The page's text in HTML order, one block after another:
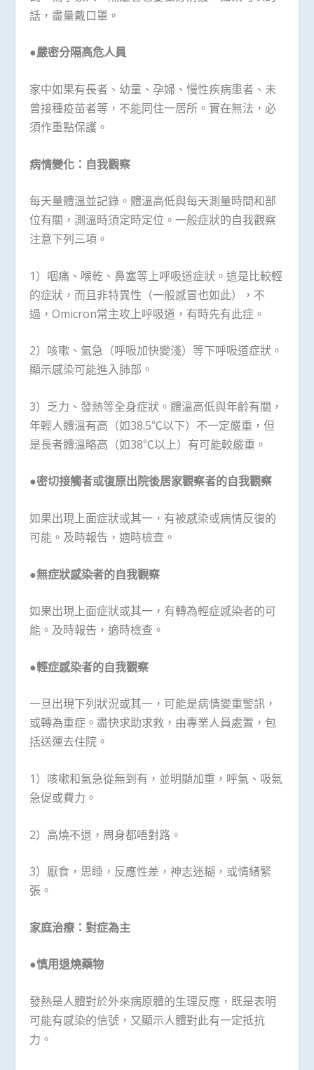
話，盡量戴口罩。
●嚴密分隔高危人員
家中如果有長者、幼童、孕婦、慢性疾病患者、未
曾接種疫苗者等，不能同住一居所。實在無法，必
須作重點保護。
病情變化：自我觀察
每天量體溫並記錄。體溫高低與每天測量時間和部
位有關，測溫時須定時定位。一般症狀的自我觀察
注意下列三項。
1）咽痛、喉乾、鼻塞等上呼吸道症狀。這是比較輕
的症狀，而且非特異性（一般感冒也如此），不
過，Omicron常主攻上呼吸道，有時先有此症。
2）咳嗽、氣急（呼吸加快變淺）等下呼吸道症狀。
顯示感染可能進入肺部。
3）乏力、發熱等全身症狀。體溫高低與年齡有關，
年輕人體溫有高（如38.5℃以下）不一定嚴重，但
是長者體溫略高（如38℃以上）有可能較嚴重。
●密切接觸者或復原出院後居家觀察者的自我觀察
如果出現上面症狀或其一，有被感染或病情反復的
可能。及時報告，適時檢查。
●無症狀感染者的自我觀察
如果出現上面症狀或其一，有轉為輕症感染者的可
能。及時報告，適時檢查。
●輕症感染者的自我觀察
一旦出現下列狀況或其一，可能是病情變重警訊，
或轉為重症。盡快求助求救，由專業人員處置，包
括送運去住院。
1）咳嗽和氣急從無到有，並明顯加重，呼氣、吸氣
急促或費力。
2）高燒不退，周身都唔對路。
3）厭食，思睡，反應性差，神志迷糊，或情緒緊
張。
家庭治療：對症為主
●慎用退燒藥物
發熱是人體對於外來病原體的生理反應，既是表明
可能有感染的信號，又顯示人體對此有一定抵抗
力。